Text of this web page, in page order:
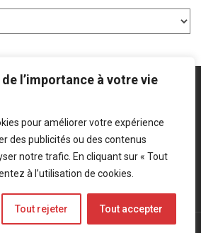
l’importance à votre vie
pour améliorer votre expérience
des publicités ou des contenus
notre trafic. En cliquant sur « Tout
à l’utilisation de cookies.
Tout rejeter Tout accepter
de confidentialité
© Forces Operations Blog - 2022